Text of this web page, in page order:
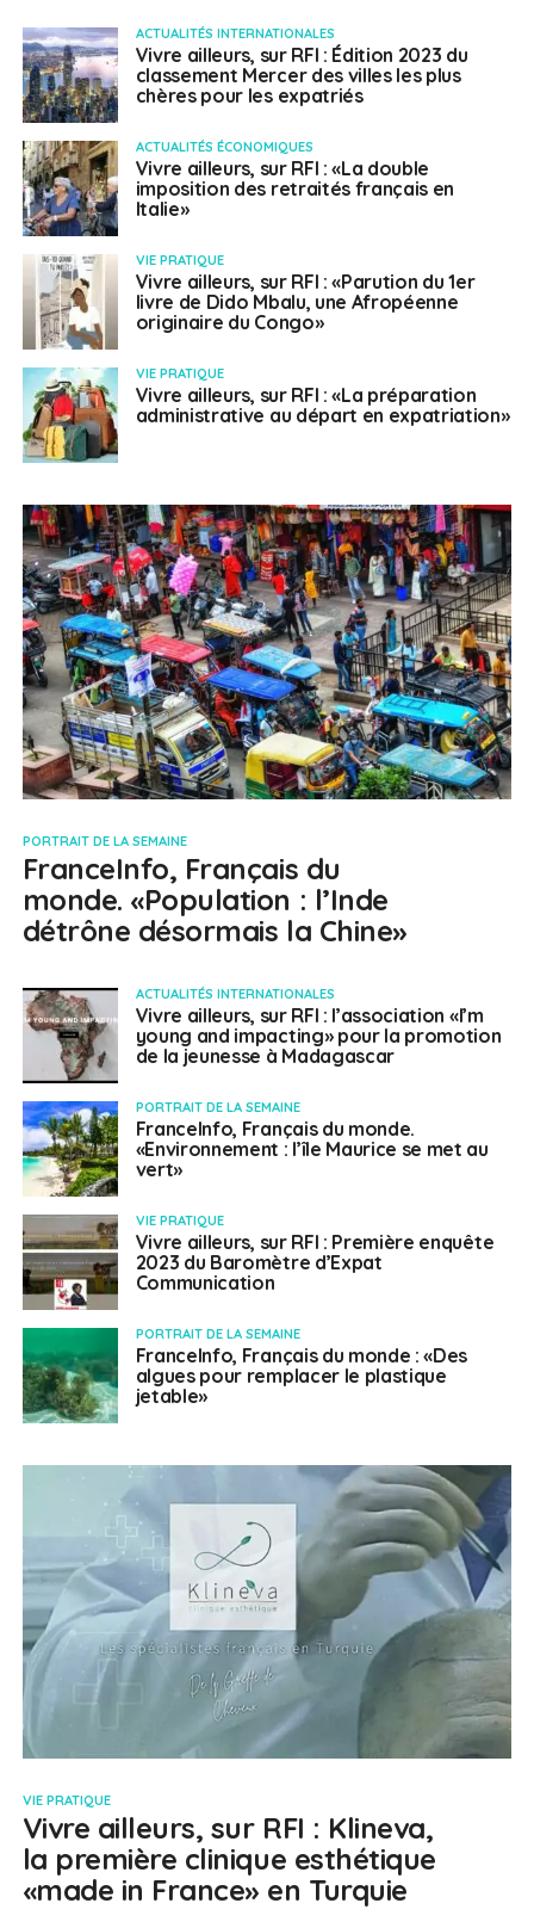
ACTUALITÉS INTERNATIONALES
Vivre ailleurs, sur RFI : Édition 2023 du
classement Mercer des villes les plus
chères pour les expatriés
ACTUALITÉS ÉCONOMIQUES
Vivre ailleurs, sur RFI : «La double
imposition des retraités français en
Italie»
VIE PRATIQUE
Vivre ailleurs, sur RFI : «Parution du 1er
livre de Dido Mbalu, une Afropéenne
originaire du Congo»
VIE PRATIQUE
Vivre ailleurs, sur RFI : «La préparation
administrative au départ en expatriation»
PORTRAIT DE LA SEMAINE
FranceInfo, Français du
monde. «Population : l’Inde
détrône désormais la Chine»
ACTUALITÉS INTERNATIONALES
Vivre ailleurs, sur RFI : l’association «I’m
young and impacting» pour la promotion
de la jeunesse à Madagascar
PORTRAIT DE LA SEMAINE
FranceInfo, Français du monde.
«Environnement : l’île Maurice se met au
vert»
VIE PRATIQUE
Vivre ailleurs, sur RFI : Première enquête
2023 du Baromètre d’Expat
Communication
PORTRAIT DE LA SEMAINE
FranceInfo, Français du monde : «Des
algues pour remplacer le plastique
jetable»
VIE PRATIQUE
Vivre ailleurs, sur RFI : Klineva,
la première clinique esthétique
«made in France» en Turquie